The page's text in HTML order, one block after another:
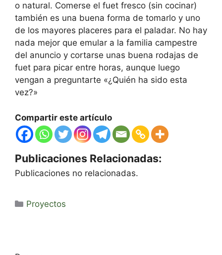
o natural. Comerse el fuet fresco (sin cocinar)
también es una buena forma de tomarlo y uno
de los mayores placeres para el paladar. No hay
nada mejor que emular a la familia campestre
del anuncio y cortarse unas buena rodajas de
fuet para picar entre horas, aunque luego
vengan a preguntarte «¿Quién ha sido esta
vez?»
Compartir este artículo
Publicaciones Relacionadas:
Publicaciones no relacionadas.
Categorías
Proyectos